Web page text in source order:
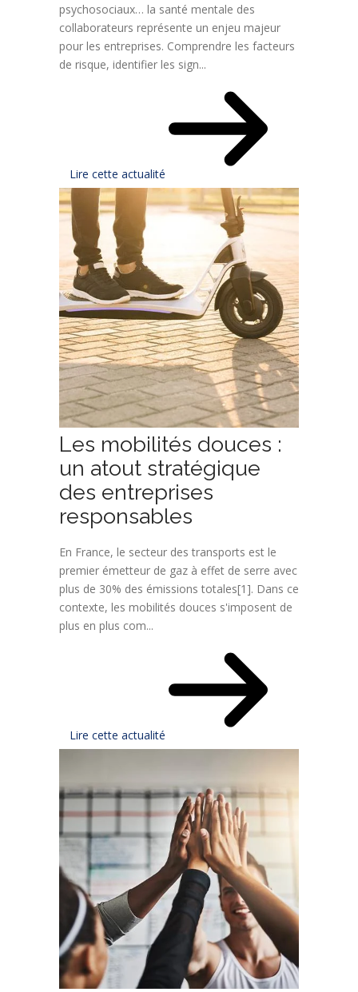
psychosociaux… la santé mentale des
collaborateurs représente un enjeu majeur
pour les entreprises. Comprendre les facteurs
de risque, identifier les sign...
Lire cette actualité
Les mobilités douces :
un atout stratégique
des entreprises
responsables
En France, le secteur des transports est le
premier émetteur de gaz à effet de serre avec
plus de 30% des émissions totales[1]. Dans ce
contexte, les mobilités douces s'imposent de
plus en plus com...
Lire cette actualité